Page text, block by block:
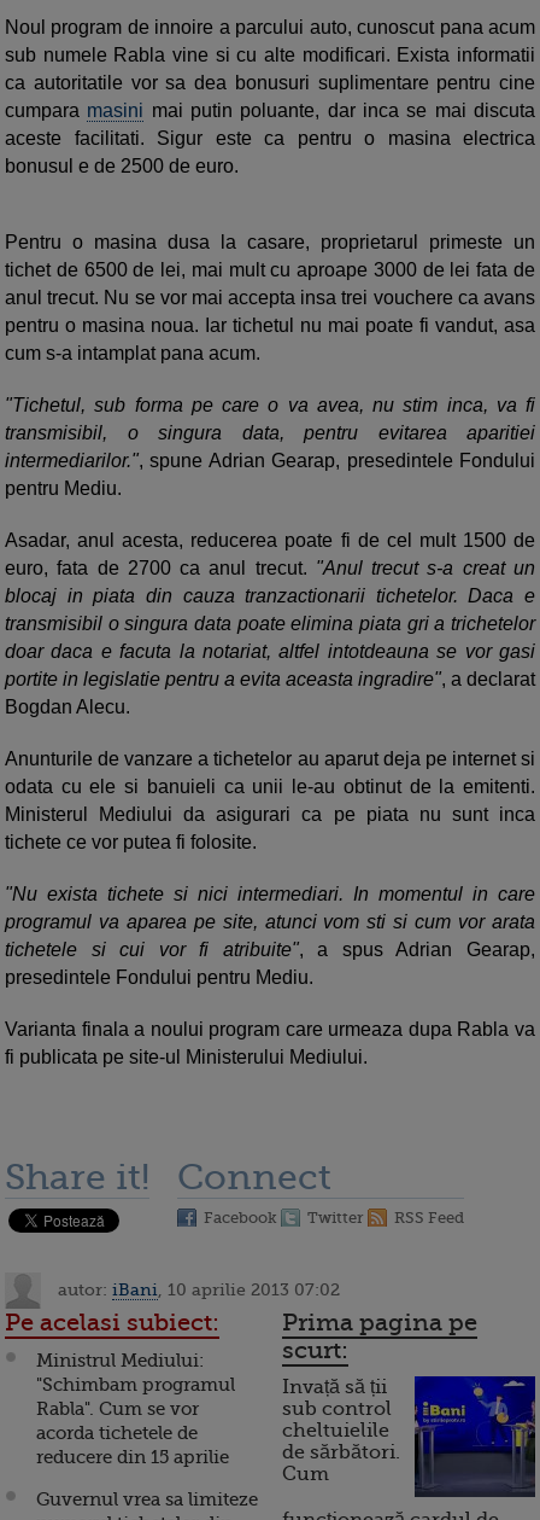
Noul program de innoire a parcului auto, cunoscut pana acum
sub numele Rabla vine si cu alte modificari. Exista informatii
ca autoritatile vor sa dea bonusuri suplimentare pentru cine
cumpara masini mai putin poluante, dar inca se mai discuta
aceste facilitati. Sigur este ca pentru o masina electrica
bonusul e de 2500 de euro.
Pentru o masina dusa la casare, proprietarul primeste un
tichet de 6500 de lei, mai mult cu aproape 3000 de lei fata de
anul trecut. Nu se vor mai accepta insa trei vouchere ca avans
pentru o masina noua. Iar tichetul nu mai poate fi vandut, asa
cum s-a intamplat pana acum.
"Tichetul, sub forma pe care o va avea, nu stim inca, va fi
transmisibil, o singura data, pentru evitarea aparitiei
intermediarilor.", spune Adrian Gearap, presedintele Fondului
pentru Mediu.
Asadar, anul acesta, reducerea poate fi de cel mult 1500 de
euro, fata de 2700 ca anul trecut. "Anul trecut s-a creat un
blocaj in piata din cauza tranzactionarii tichetelor. Daca e
transmisibil o singura data poate elimina piata gri a trichetelor
doar daca e facuta la notariat, altfel intotdeauna se vor gasi
portite in legislatie pentru a evita aceasta ingradire", a declarat
Bogdan Alecu.
Anunturile de vanzare a tichetelor au aparut deja pe internet si
odata cu ele si banuieli ca unii le-au obtinut de la emitenti.
Ministerul Mediului da asigurari ca pe piata nu sunt inca
tichete ce vor putea fi folosite.
"Nu exista tichete si nici intermediari. In momentul in care
programul va aparea pe site, atunci vom sti si cum vor arata
tichetele si cui vor fi atribuite", a spus Adrian Gearap,
presedintele Fondului pentru Mediu.
Varianta finala a noului program care urmeaza dupa Rabla va
fi publicata pe site-ul Ministerului Mediului.
Share it! Connect
Facebook Twitter RSS Feed
autor: iBani , 10 aprilie 2013 07:02
Pe acelasi subiect:
Ministrul Mediului:
"Schimbam programul
Rabla". Cum se vor
acorda tichetele de
reducere din 15 aprilie
Guvernul vrea sa limiteze
Prima pagina pe
scurt:
Invață să ții
sub control
cheltuielile
de sărbători.
Cum